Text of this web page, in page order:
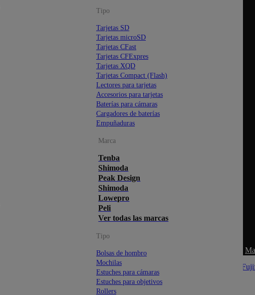
Tipo
Tarjetas SD
Tarjetas microSD
Tarjetas CFast
Tarjetas CFExpres
Tarjetas XQD
Tarjetas Compact (Flash)
Lectores para tarjetas
Accesorios para tarjetas
Baterías para cámaras
Cargadores de baterías
Empuñaduras
Marca
Tenba
Shimoda
Peak Design
Shimoda
Lowepro
Peli
Ver todas las marcas
Tipo
Bolsas de hombro
Mochilas
Estuches para cámaras
Estuches para objetivos
Rollers